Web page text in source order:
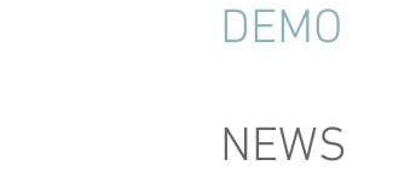
DEMO
NEWS